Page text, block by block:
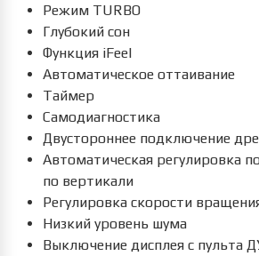
Режим TURBO
Глубокий сон
Функция iFeel
Автоматическое оттаивание
Таймер
Самодиагностика
Двустороннее подключение
Автоматическая регулировка
по вертикали
Регулировка скорости
Низкий уровень шума
Выключение дисплея с пульта